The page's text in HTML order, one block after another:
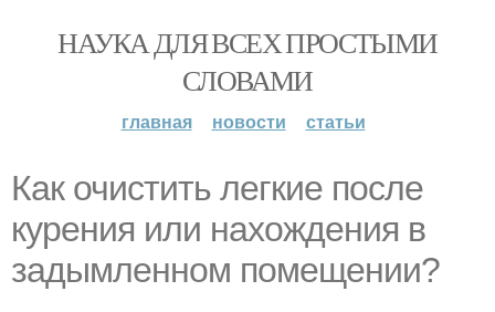
НАУКА ДЛЯ ВСЕХ ПРОСТЫМИ
СЛОВАМИ
главная новости статьи
Как очистить легкие после
курения или нахождения в
задымленном помещении?